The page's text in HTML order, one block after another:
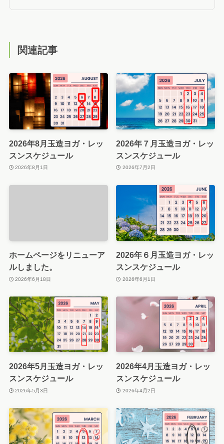
関連記事
2026年8月玉造ヨガ・レッ
スンスケジュール
2026年8月1日
2026年７月玉造ヨガ・レッ
スンスケジュール
2026年7月2日
ホームページをリニューア
ルしました。
2026年6月18日
2026年６月玉造ヨガ・レッ
スンスケジュール
2026年6月1日
2026年5月玉造ヨガ・レッ
スンスケジュール
2026年5月3日
2026年4月玉造ヨガ・レッ
スンスケジュール
2026年4月2日